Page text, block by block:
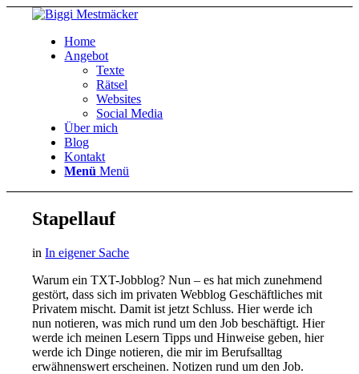
Home
Angebot
Texte
Rätsel
Websites
Social Media
Über mich
Blog
Kontakt
Menü Menü
Stapellauf
inIn eigener Sache
Warum ein TXT-Jobblog? Nun – es hat mich zunehmend
gestört, dass sich im privaten Webblog Geschäftliches mit
Privatem mischt. Damit ist jetzt Schluss. Hier werde ich
nun notieren, was mich rund um den Job beschäftigt. Hier
werde ich meinen Lesern Tipps und Hinweise geben, hier
werde ich Dinge notieren, die mir im Berufsalltag
erwähnenswert erscheinen. Notizen rund um den Job.